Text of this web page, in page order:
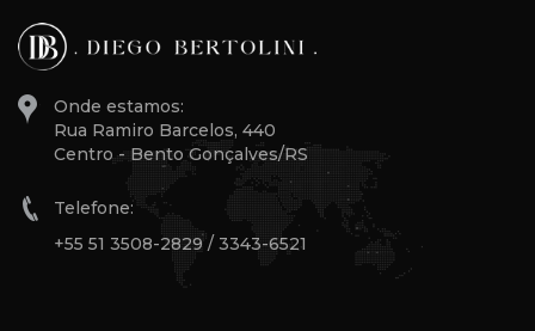
Onde estamos:
Rua Ramiro Barcelos, 440
Centro - Bento Gonçalves/RS
Telefone:
+55 51 3508-2829 / 3343-6521